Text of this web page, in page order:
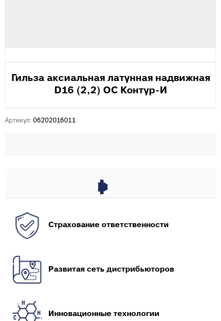
Гильза аксиальная латунная надвижная
D16 (2,2) ОС Контур-И
Артикул: 06202016011
Страхование ответственности
Развитая сеть дистрибьюторов
Инновационные технологии